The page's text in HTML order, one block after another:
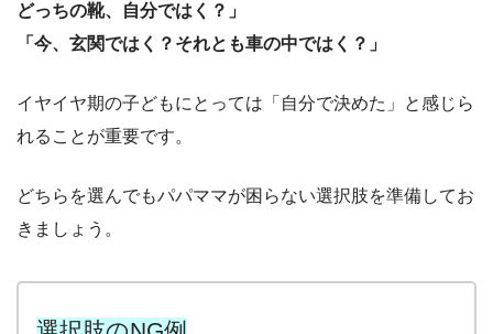
どっちの靴、自分ではく？」
「今、玄関ではく？それとも車の中ではく？」
イヤイヤ期の子どもにとっては「自分で決めた」と感じら
れることが重要です。
どちらを選んでもパパママが困らない選択肢を準備してお
きましょう。